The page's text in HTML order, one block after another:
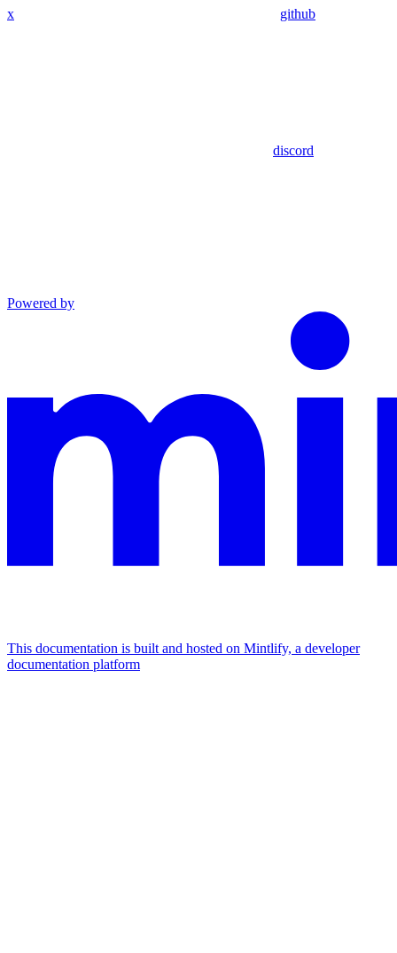
x github
discord
Powered by
This documentation is built and hosted on Mintlify, a developer
documentation platform